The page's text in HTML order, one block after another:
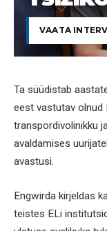
VAATA
Ta süüdistab
eest vastutav olnud
transpordivolinikku
avaldamises
avastusi.
Engwirda kirjeldas
teistes ELi